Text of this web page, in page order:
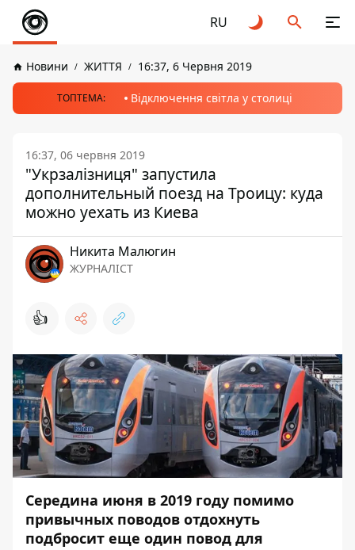
RU
Новини ЖИТТЯ 16:37, 6 Червня 2019
ТОПТЕМА: Відключення світла у столиці
16:37, 06 червня 2019
"Укрзалізниця" запустила
дополнительный поезд на Троицу: куда
можно уехать из Киева
Никита Малюгин
ЖУРНАЛІСТ
👍
Середина июня в 2019 году помимо
привычных поводов отдохнуть
подбросит еще один повод для